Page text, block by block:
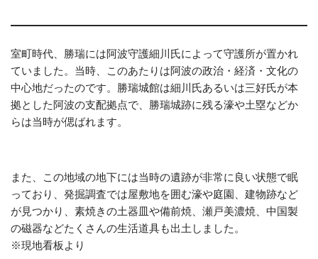
室町時代、勝瑞には阿波守護細川氏によって守護所が置かれ
ていました。当時、このあたりは阿波の政治・経済・文化の
中心地だったのです。勝瑞城館は細川氏あるいは三好氏が本
拠とした阿波の支配拠点で、勝瑞城跡に残る濠や土塁などか
らは当時が偲ばれます。
また、この地域の地下には当時の遺跡が非常に良い状態で眠
っており、発掘調査では屋敷地を囲む濠や庭園、建物跡など
が見つかり、素焼きの土器皿や備前焼、瀬戸美濃焼、中国製
の磁器などたくさんの生活道具も出土しました。
※現地看板より